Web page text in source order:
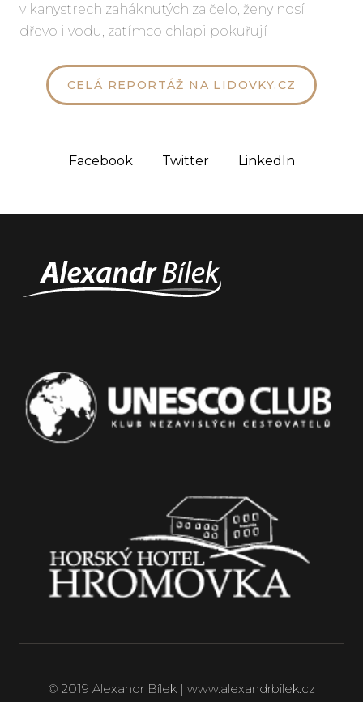
v kanystrech zaháknutých za čelo, ženy nosí
dřevo i vodu, zatímco chlapi pokuřují
CELÁ REPORTÁŽ NA LIDOVKY.CZ
Facebook Twitter LinkedIn
© 2019 Alexandr Bílek | www.alexandrbilek.cz